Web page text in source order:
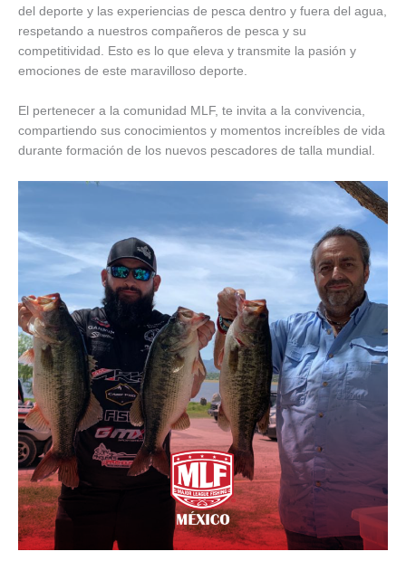
del deporte y las experiencias de pesca dentro y fuera del agua,
respetando a nuestros compañeros de pesca y su
competitividad. Esto es lo que eleva y transmite la pasión y
emociones de este maravilloso deporte.
El pertenecer a la comunidad MLF, te invita a la convivencia,
compartiendo sus conocimientos y momentos increíbles de vida
durante formación de los nuevos pescadores de talla mundial.